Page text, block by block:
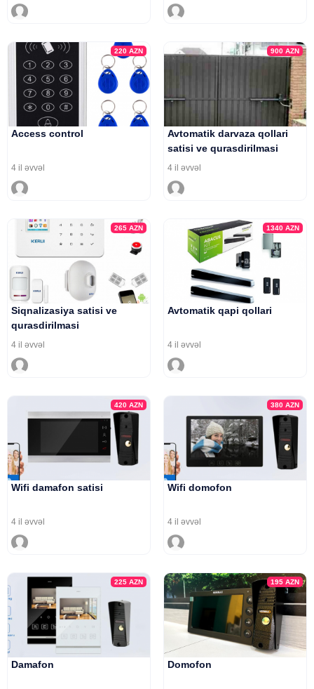
220AZN
Access control
4 il əvvəl
900 AZN
Avtomatik darvaza qollari
satisi ve qurasdirilmasi
4 il əvvəl
265AZN
Siqnalizasiya satisi ve
qurasdirilmasi
4 il əvvəl
1340 AZN
Avtomatik qapi qollari
4 il əvvəl
420AZN
Wifi damafon satisi
4 il əvvəl
380 AZN
Wifi domofon
4 il əvvəl
225AZN
Damafon
195 AZN
Domofon